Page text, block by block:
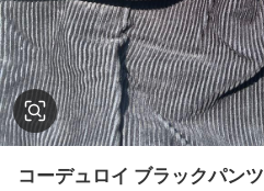
コーデュロイ ブラックパンツ